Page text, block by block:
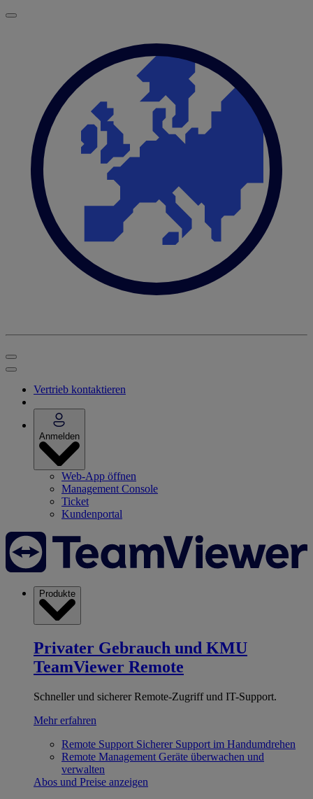
Vertrieb kontaktieren
Anmelden
Web-App öffnen
Management Console
Ticket
Kundenportal
Produkte
Privater Gebrauch und KMU
TeamViewer Remote
Schneller und sicherer Remote-Zugriff und IT-Support.
Mehr erfahren
Remote Support Sicherer Support im Handumdrehen
Remote Management Geräte überwachen und
verwalten
Abos und Preise anzeigen